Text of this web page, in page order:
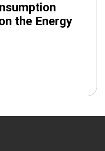
the Energy